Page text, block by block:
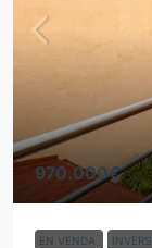
970.000€
EN VENDA